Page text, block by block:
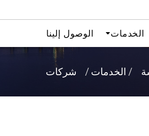
الخدمات الوصول إلينا
/ الخدمات / شركات